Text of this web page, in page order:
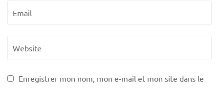
Enregistrer mon nom, mon e-mail et mon site dans le